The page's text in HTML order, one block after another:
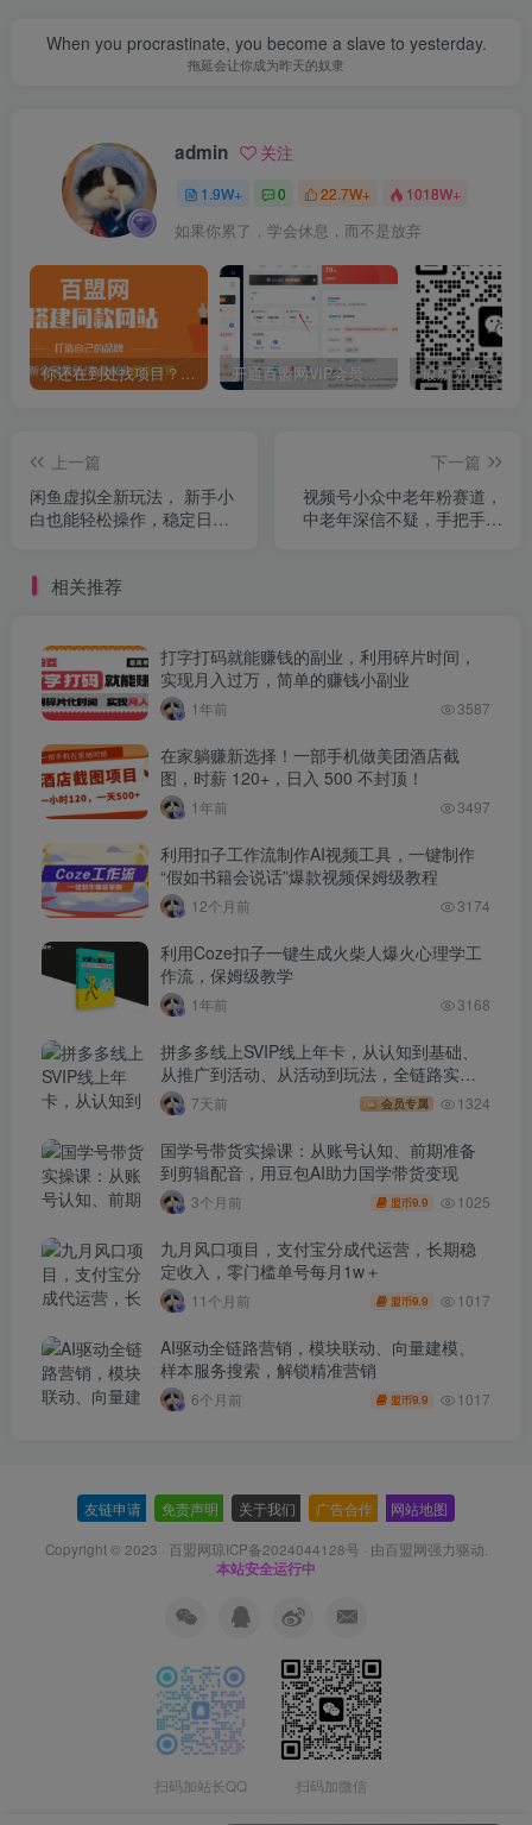
When you procrastinate, you become a slave to yesterday.
拖延会让你成为昨天的奴隶
admin 关注
1.9W+ 0 22.7W+ 1018W+
如果你累了，学会休息，而不是放弃
你还在到处找项目？还在当韭菜？我靠卖项目一个月收入5万+，曾经我也是个失败者。 开通百盟网VIP会员，尊享全站资源免费下载，享70%的推广提成！！【限时五折优惠】
上一篇
闲鱼虚拟全新玩法， 新手小
白也能轻松操作，稳定日入
下一篇
视频号小众中老年粉赛道，
中老年深信不疑，手把手教
相关推荐
打字打码就能赚钱的副业，利用碎片时间，
实现月入过万，简单的赚钱小副业
1年前 3587
在家躺赚新选择！一部手机做美团酒店截
图，时薪 120+，日入 500 不封顶！
1年前 3497
利用扣子工作流制作AI视频工具，一键制作
“假如书籍会说话”爆款视频保姆级教程
12个月前 3174
利用Coze扣子一键生成火柴人爆火心理学工
作流，保姆级教学
1年前 3168
拼多多线上SVIP线上年卡，从认知到基础、
从推广到活动、从活动到玩法，全链路实战
(260730)
7天前 会员专属 1324
国学号带货实操课：从账号认知、前期准备
到剪辑配音，用豆包AI助力国学带货变现
3个月前 盟币9.9 1025
九月风口项目，支付宝分成代运营，长期稳
定收入，零门槛单号每月1w＋
11个月前 盟币9.9 1017
AI驱动全链路营销，模块联动、向量建模、
样本服务搜索，解锁精准营销
6个月前 盟币9.9 1017
友链申请 免责声明 关于我们 广告合作 网站地图
Copyright © 2023 · 百盟网琼ICP备2024044128号 · 由百盟网强力驱动.
本站安全运行中
扫码加站长QQ 扫码加微信